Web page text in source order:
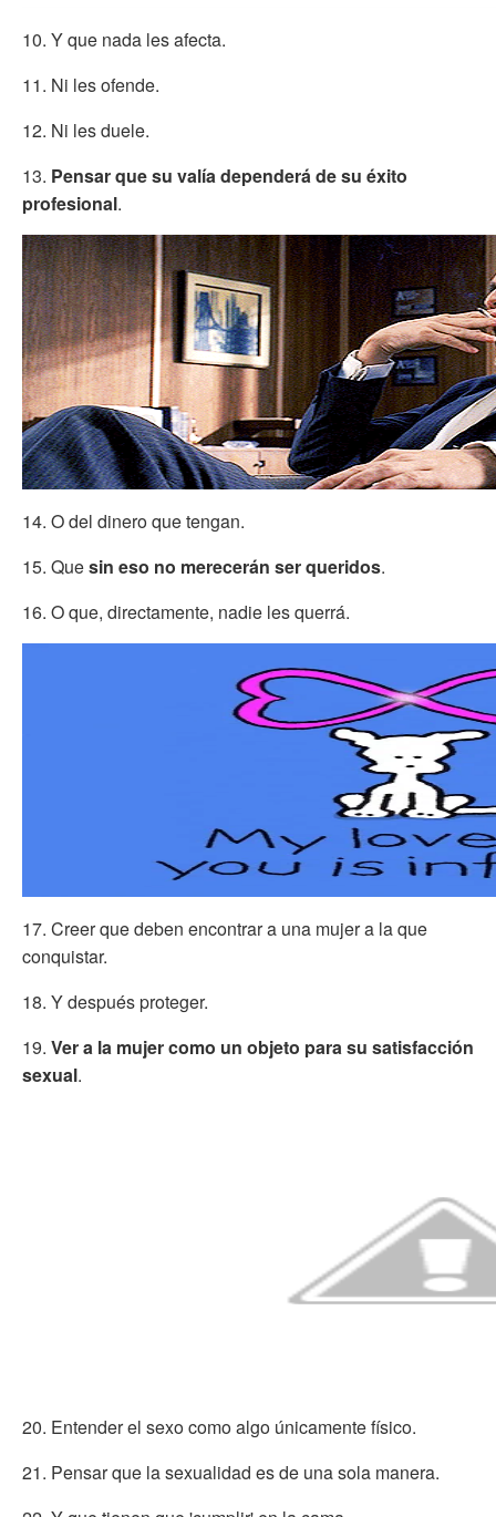
10. Y que nada les afecta.
11. Ni les ofende.
12. Ni les duele.
13. Pensar que su valía dependerá de su éxito
profesional.
14. O del dinero que tengan.
15. Quesin eso no merecerán ser queridos.
16. O que, directamente, nadie les querrá.
17. Creer que deben encontrar a una mujer a la que
conquistar.
18. Y después proteger.
19. Ver a la mujer como un objeto para su satisfacción
sexual.
20. Entender el sexo como algo únicamente físico.
21. Pensar que la sexualidad es de una sola manera.